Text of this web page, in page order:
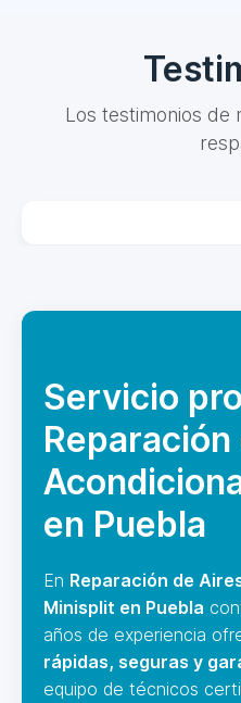
Los testimonios de
Servicio
en Puebla
En Reparación de
Minisplit en Puebla
años de experiencia
rápidas, seguras y
equipo de técnicos